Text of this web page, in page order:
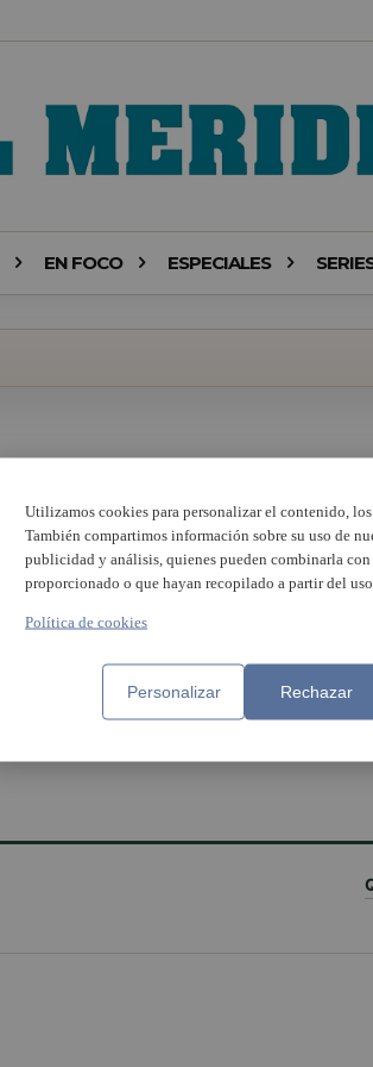
EN FOCO ESPECIALES
Utilizamos cookies para personalizar el contenido,
También compartimos información sobre su uso de
publicidad y análisis, quienes pueden combinarla
proporcionado o que hayan recopilado a partir del uso
Política de cookies
Personalizar Rechazar